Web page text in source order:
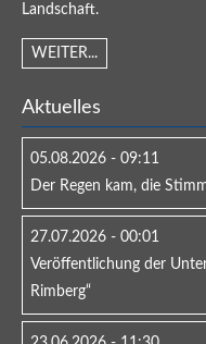
Landschaft.
WEITER...
Aktuelles
05.08.2026 - 09:11
Der Regen kam, die
27.07.2026 - 00:01
Veröffentlichung der
Rimberg“